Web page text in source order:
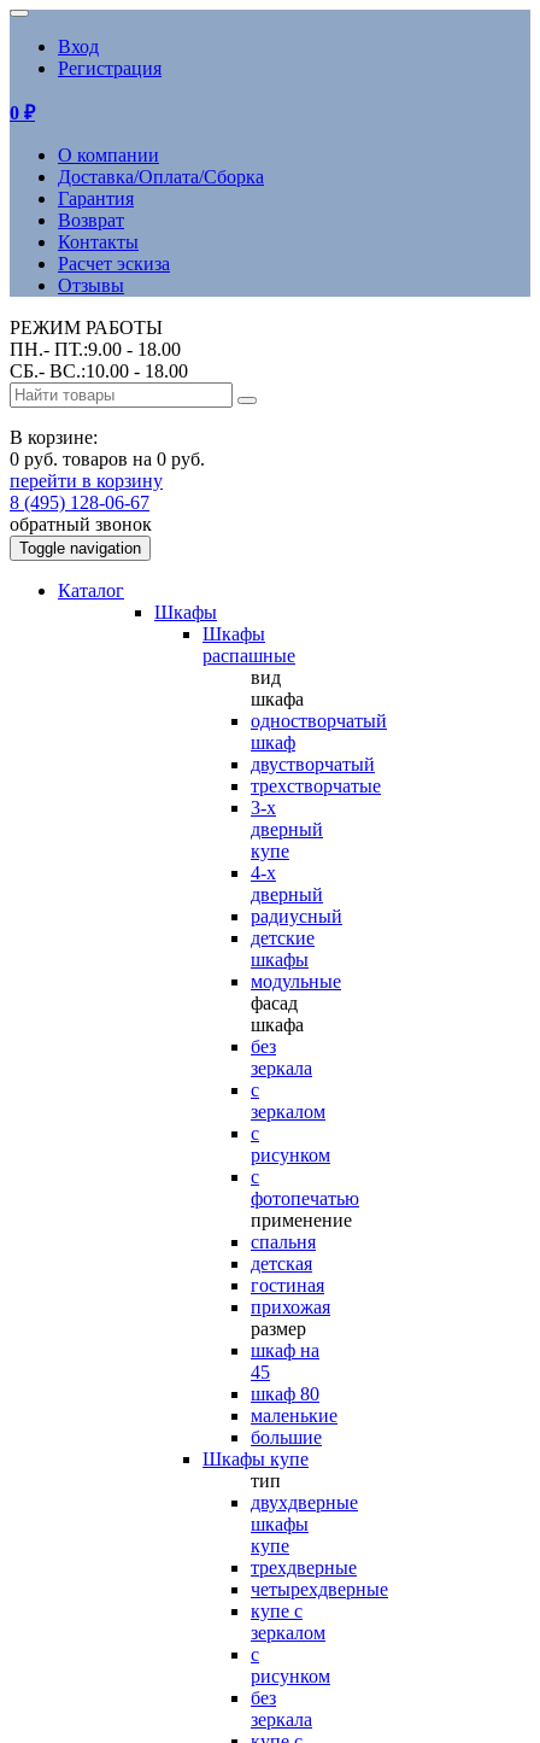
Вход
Регистрация
0 ₽
О компании
Доставка/Оплата/Сборка
Гарантия
Возврат
Контакты
Расчет эскиза
Отзывы
РЕЖИМ РАБОТЫ
ПН.- ПТ.:9.00 - 18.00
СБ.- ВС.:10.00 - 18.00
В корзине:
0 руб. товаров на 0 руб.
перейти в корзину
8 (495) 128-06-67
обратный звонок
Toggle navigation
Каталог
Шкафы
Шкафы
распашные
вид
шкафа
одностворчатый
шкаф
двустворчатый
трехстворчатые
3-х
дверный
купе
4-х
дверный
радиусный
детские
шкафы
модульные
фасад
шкафа
без
зеркала
с
зеркалом
с
рисунком
с
фотопечатью
применение
спальня
детская
гостиная
прихожая
размер
шкаф на
45
шкаф 80
маленькие
большие
Шкафы купе
тип
двухдверные
шкафы
купе
трехдверные
четырехдверные
купе с
зеркалом
с
рисунком
без
зеркала